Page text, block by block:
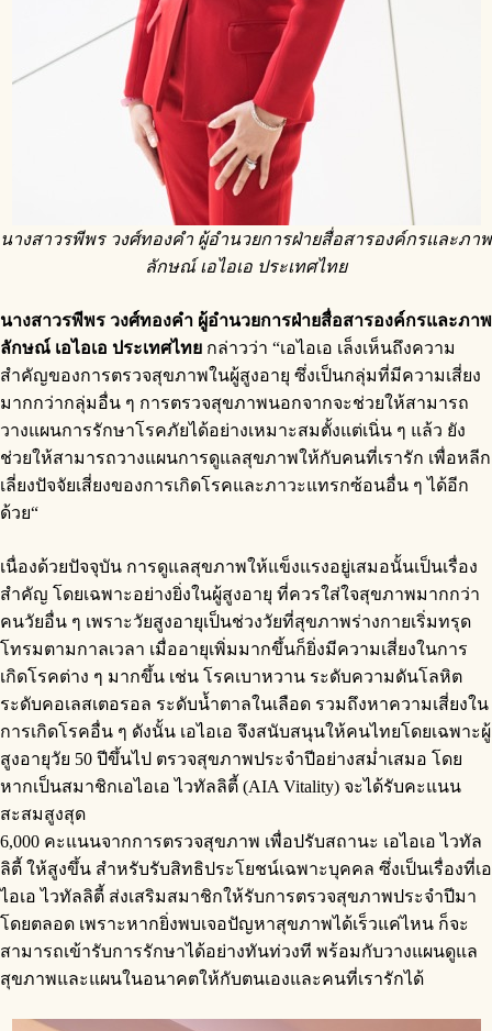
นางสาวรพีพร วงศ์ทองคำ ผู้อำนวยการฝ่ายสื่อสารองค์กรและภาพ
ลักษณ์ เอไอเอ ประเทศไทย
นางสาวรพีพร วงศ์ทองคำ ผู้อำนวยการฝ่ายสื่อสารองค์กรและภาพ
ลักษณ์ เอไอเอ ประเทศไทย กล่าวว่า “เอไอเอ เล็งเห็นถึงความ
สำคัญของการตรวจสุขภาพในผู้สูงอายุ ซึ่งเป็นกลุ่มที่มีความเสี่ยง
มากกว่ากลุ่มอื่น ๆ การตรวจสุขภาพนอกจากจะช่วยให้สามารถ
วางแผนการรักษาโรคภัยได้อย่างเหมาะสมตั้งแต่เนิ่น ๆ แล้ว ยัง
ช่วยให้สามารถวางแผนการดูแลสุขภาพให้กับคนที่เรารัก เพื่อหลีก
เลี่ยงปัจจัยเสี่ยงของการเกิดโรคและภาวะแทรกซ้อนอื่น ๆ ได้อีก
ด้วย“
เนื่องด้วยปัจจุบัน การดูแลสุขภาพให้แข็งแรงอยู่เสมอนั้นเป็นเรื่อง
สำคัญ โดยเฉพาะอย่างยิ่งในผู้สูงอายุ ที่ควรใส่ใจสุขภาพมากกว่า
คนวัยอื่น ๆ เพราะวัยสูงอายุเป็นช่วงวัยที่สุขภาพร่างกายเริ่มทรุด
โทรมตามกาลเวลา เมื่ออายุเพิ่มมากขึ้นก็ยิ่งมีความเสี่ยงในการ
เกิดโรคต่าง ๆ มากขึ้น เช่น โรคเบาหวาน ระดับความดันโลหิต
ระดับคอเลสเตอรอล ระดับน้ำตาลในเลือด รวมถึงหาความเสี่ยงใน
การเกิดโรคอื่น ๆ ดังนั้น เอไอเอ จึงสนับสนุนให้คนไทยโดยเฉพาะผู้
สูงอายุวัย 50 ปีขึ้นไป ตรวจสุขภาพประจำปีอย่างสม่ำเสมอ โดย
หากเป็นสมาชิกเอไอเอ ไวทัลลิตี้ (AIA Vitality) จะได้รับคะแนน
สะสมสูงสุด
6,000 คะแนนจากการตรวจสุขภาพ เพื่อปรับสถานะ เอไอเอ ไวทัล
ลิตี้ ให้สูงขึ้น สำหรับรับสิทธิประโยชน์เฉพาะบุคคล ซึ่งเป็นเรื่องที่เอ
ไอเอ ไวทัลลิตี้ ส่งเสริมสมาชิกให้รับการตรวจสุขภาพประจำปีมา
โดยตลอด เพราะหากยิ่งพบเจอปัญหาสุขภาพได้เร็วแค่ไหน ก็จะ
สามารถเข้ารับการรักษาได้อย่างทันท่วงที พร้อมกับวางแผนดูแล
สุขภาพและแผนในอนาคตให้กับตนเองและคนที่เรารักได้